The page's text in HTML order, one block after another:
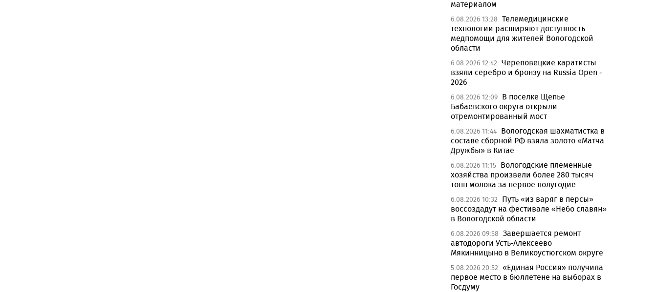
материалом
6.08.2026 13:28 Телемедицинские
технологии расширяют доступность
медпомощи для жителей Вологодской
области
6.08.2026 12:42 Череповецкие каратисты
взяли серебро и бронзу на Russia Open -
2026
6.08.2026 12:09 В поселке Щепье
Бабаевского округа открыли
отремонтированный мост
6.08.2026 11:44 Вологодская шахматистка в
составе сборной РФ взяла золото «Матча
Дружбы» в Китае
6.08.2026 11:15 Вологодские племенные
хозяйства произвели более 280 тысяч
тонн молока за первое полугодие
6.08.2026 10:32
Путь «из варяг в персы»
воссоздадут на фестивале «Небо славян»
в Вологодской области
6.08.2026 09:58 Завершается ремонт
автодороги Усть-Алексеево –
Мякинницыно в Великоустюгском округе
5.08.2026 20:52 «Единая Россия» получила
первое место в бюллетене на выборах в
Госдуму